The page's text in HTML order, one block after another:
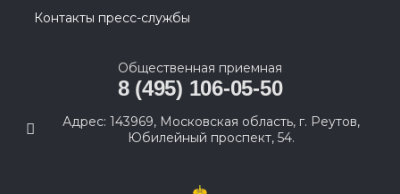
Контакты пресс-службы
Общественная приемная
8 (495) 106-05-50
Адрес: 143969, Московская область, г. Реутов,
Юбилейный проспект, 54.